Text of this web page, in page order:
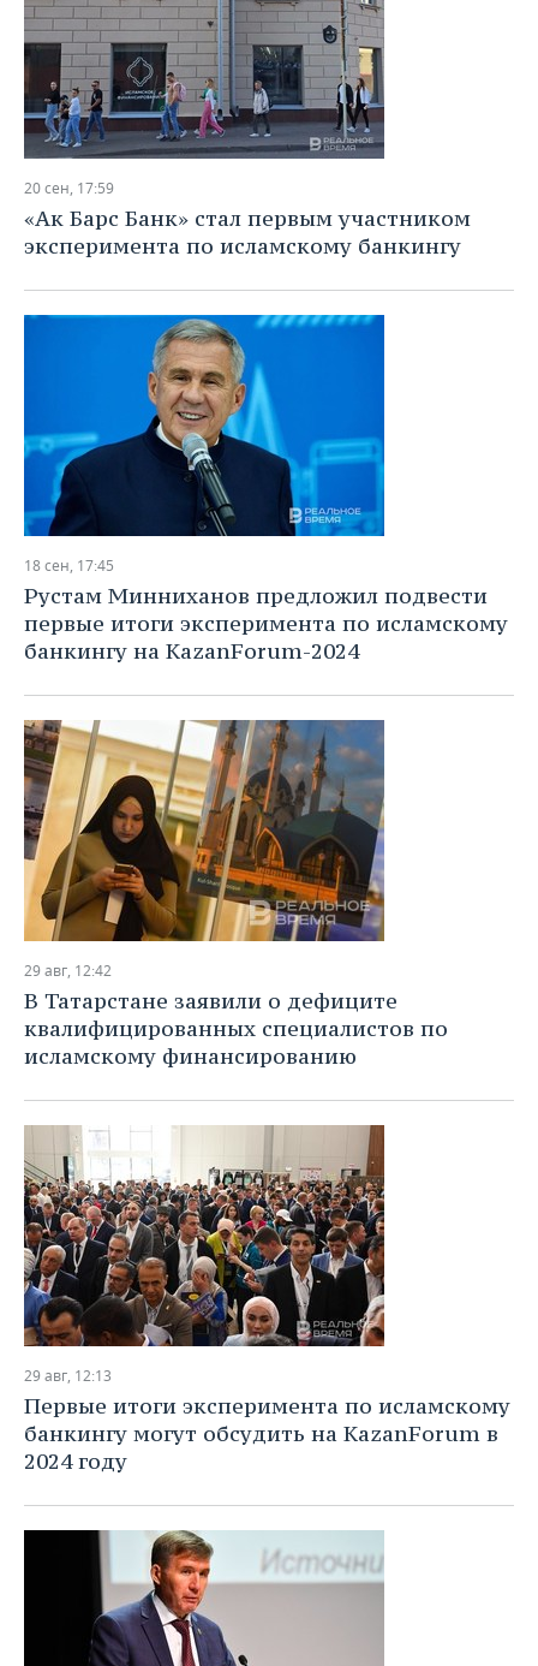
20 сен, 17:59
«Ак Барс Банк» стал первым участником
эксперимента по исламскому банкингу
18 сен, 17:45
Рустам Минниханов предложил подвести
первые итоги эксперимента по исламскому
банкингу на KazanForum-2024
29 авг, 12:42
В Татарстане заявили о дефиците
квалифицированных специалистов по
исламскому финансированию
29 авг, 12:13
Первые итоги эксперимента по исламскому
банкингу могут обсудить на KazanForum в
2024 году